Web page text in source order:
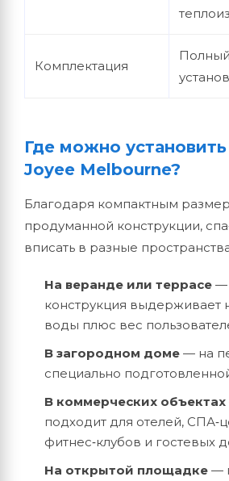
Комплектация
Где можно установить
Joyee Melbourne?
Благодаря компактным
продуманной конструкции,
вписать в разные
На веранде или террасе —
конструкция выдерживает
воды плюс вес
В загородном доме — на
специально
В коммерческих объектах
подходит для отелей,
фитнес‑клубов и гостевых
На открытой площадке —